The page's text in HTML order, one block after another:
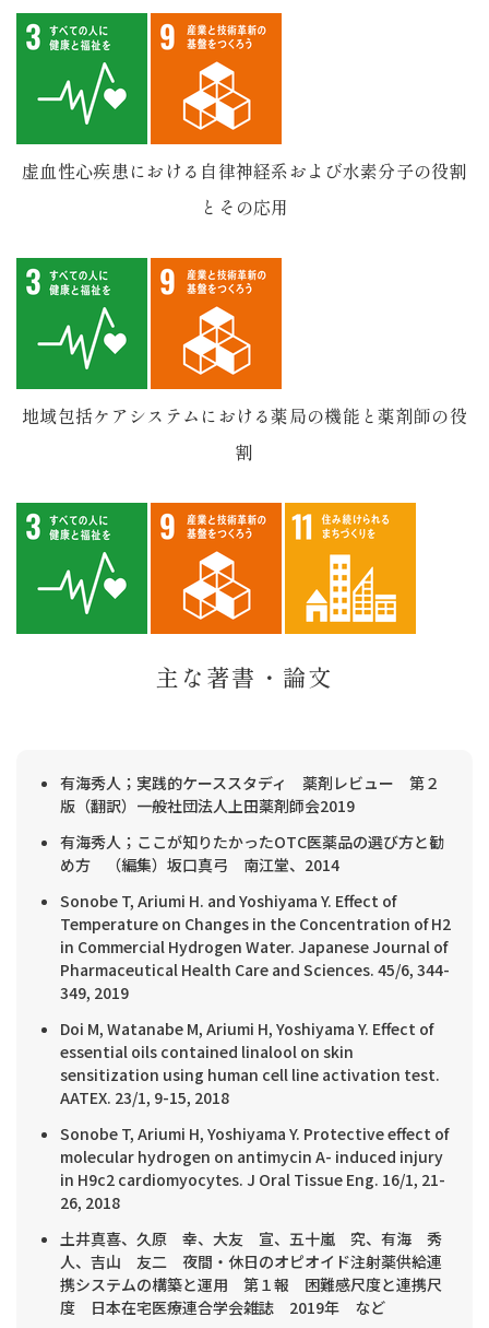
虚血性心疾患における自律神経系および水素分子の役割
とその応用
地域包括ケアシステムにおける薬局の機能と薬剤師の役
割
主な著書・論文
有海秀人；実践的ケーススタディ 薬剤レビュー 第２
版（翻訳）一般社団法人上田薬剤師会2019
有海秀人；ここが知りたかったOTC医薬品の選び方と勧
め方 （編集）坂口真弓 南江堂、2014
Sonobe T, Ariumi H. and Yoshiyama Y. Effect of
Temperature on Changes in the Concentration of H2
in Commercial Hydrogen Water. Japanese Journal of
Pharmaceutical Health Care and Sciences. 45/6, 344-
349, 2019
Doi M, Watanabe M, Ariumi H, Yoshiyama Y. Effect of
essential oils contained linalool on skin
sensitization using human cell line activation test.
AATEX. 23/1, 9-15, 2018
Sonobe T, Ariumi H, Yoshiyama Y. Protective effect of
molecular hydrogen on antimycin A- induced injury
in H9c2 cardiomyocytes. J Oral Tissue Eng. 16/1, 21-
26, 2018
土井真喜、久原 幸、大友 宣、五十嵐 究、有海 秀
人、吉山 友二 夜間・休日のオピオイド注射薬供給連
携システムの構築と運用 第１報 困難感尺度と連携尺
度 日本在宅医療連合学会雑誌 2019年 など